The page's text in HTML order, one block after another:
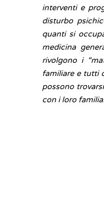
interventi e
disturbo
quanti si
medicina
rivolgono i
familiare e tutti
possono
con i loro